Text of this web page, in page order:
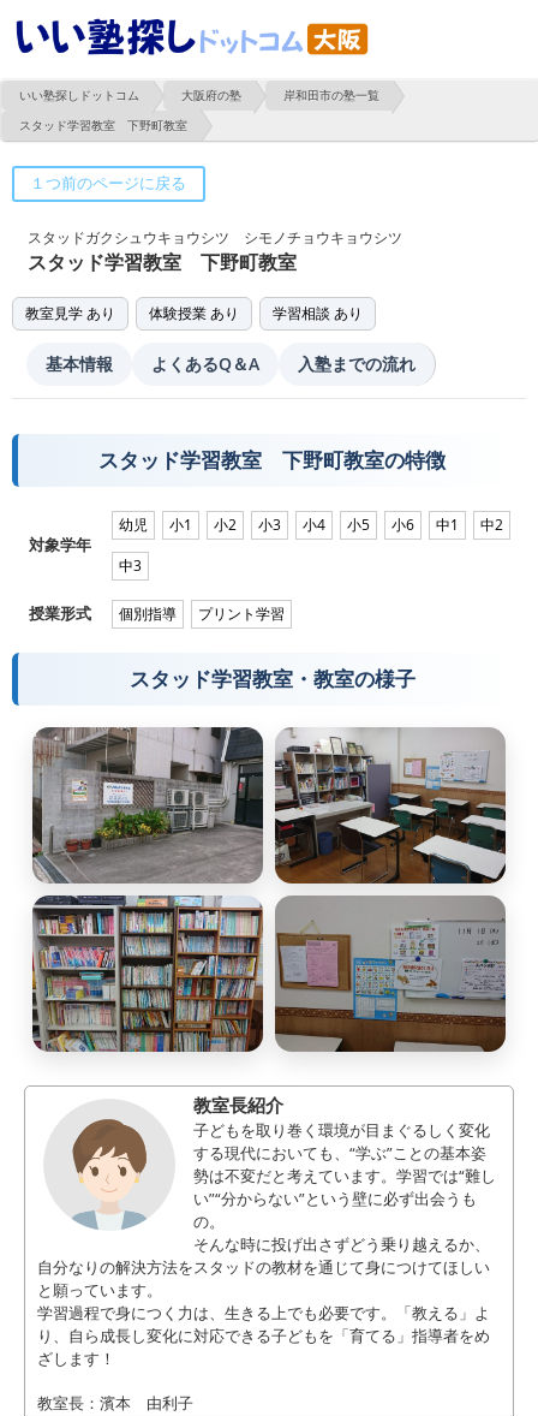
いい塾探しドットコム 大阪府の塾
岸和田市の塾一覧
スタッド学習教室 下野町教室
スタッドガクシュウキョウシツ シモノチョウキョウシツ
スタッド学習教室 下野町教室
教室見学 あり 体験授業 あり 学習相談 あり
基本情報 よくあるQ＆A 入塾までの流れ
スタッド学習教室 下野町教室の特徴
対象学年
幼児 小1 小2 小3 小4 小5 小6 中1
中2
中3
授業形式 個別指導 プリント学習
スタッド学習教室・教室の様子
教室長紹介
子どもを取り巻く環境が目まぐるしく変化
する現代においても、“学ぶ”ことの基本姿
勢は不変だと考えています。学習では“難し
い”“分からない”という壁に必ず出会うも
の。
そんな時に投げ出さずどう乗り越えるか、
自分なりの解決方法をスタッドの教材を通じて身につけてほしい
と願っています。
学習過程で身につく力は、生きる上でも必要です。「教える」よ
り、自ら成長し変化に対応できる子どもを「育てる」指導者をめ
ざします！
教室長：濱本 由利子